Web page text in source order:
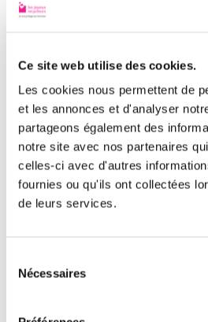
Ce site web utilise des cookies.
Les cookies nous permettent de
et les annonces et d'analyser
partageons également des
notre site avec nos partenaires
celles-ci avec d'autres
fournies ou qu'ils ont collectées
de leurs services.
Nécessaires
Le recyclage des
bouteilles
entreprise
performante de